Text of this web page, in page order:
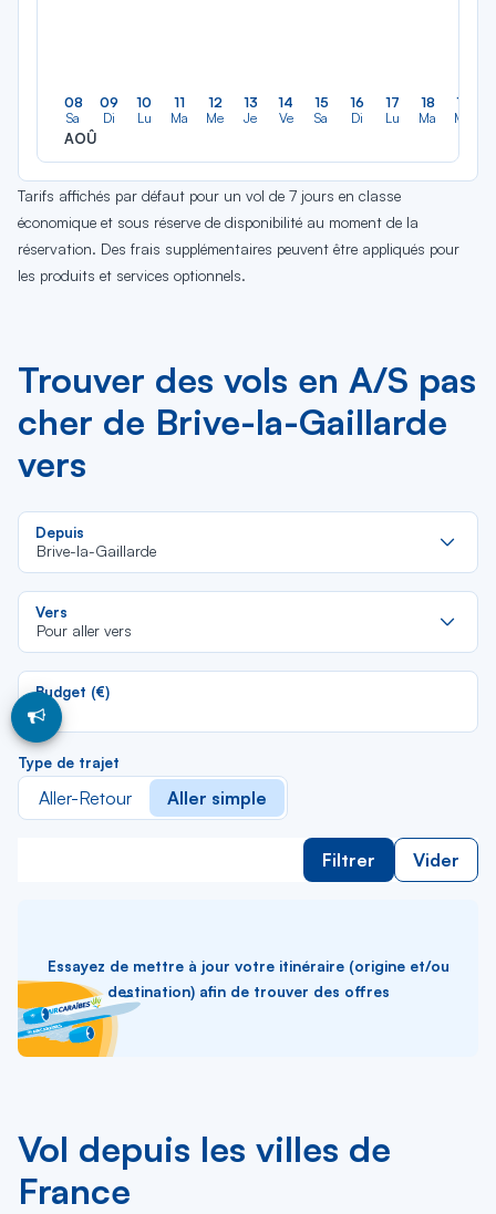
08
Sa
AOÛ
09
Di
10
Lu
11
Ma
12
Me
13
Je
14
Ve
15
Sa
16
Di
17
Lu
18
Ma
19
Me
Tarifs affichés par défaut pour un vol de 7 jours en classe
économique et sous réserve de disponibilité au moment de la
réservation. Des frais supplémentaires peuvent être appliqués pour
les produits et services optionnels.
Trouver des vols en A/S pas
cher de Brive-la-Gaillarde
vers
Depuis
Brive-la-Gaillarde
Vers
Pour aller vers
Budget (€)
Type de trajet
Aller-Retour Aller simple
Filtrer Vider
Essayez de mettre à jour votre itinéraire (origine et/ou
destination) afin de trouver des offres
Vol depuis les villes de
France